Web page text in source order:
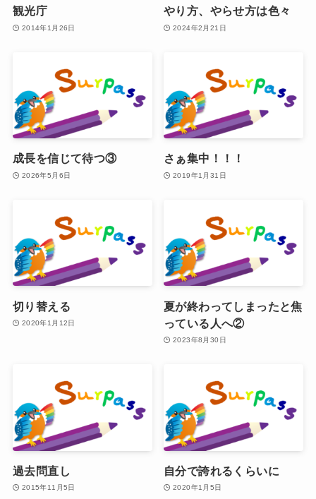
観光庁
2014年1月26日
やり方、やらせ方は色々
2024年2月21日
成長を信じて待つ③
2026年5月6日
さぁ集中！！！
2019年1月31日
切り替える
2020年1月12日
夏が終わってしまったと焦
っている人へ②
2023年8月30日
過去問直し
2015年11月5日
自分で誇れるくらいに
2020年1月5日